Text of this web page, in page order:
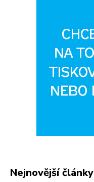
Nejnovější články